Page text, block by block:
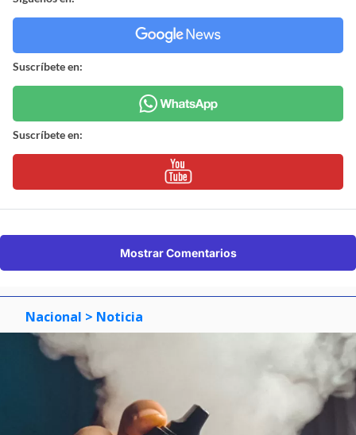
Suscríbete en:
Suscríbete en:
Mostrar Comentarios
Nacional > Noticia